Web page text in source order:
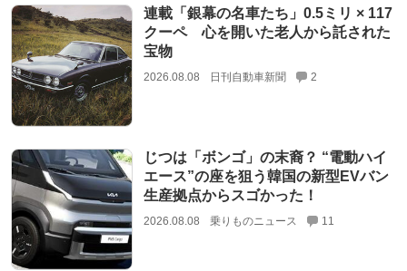
連載「銀幕の名車たち」0.5ミリ × 117
クーペ 心を開いた老人から託された
宝物
2026.08.08 日刊自動車新聞 2
じつは「ボンゴ」の末裔？ “電動ハイ
エース”の座を狙う韓国の新型EVバン
生産拠点からスゴかった！
2026.08.08 乗りものニュース 11